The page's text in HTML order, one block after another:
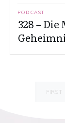
PODCAST
328 –
FIRST